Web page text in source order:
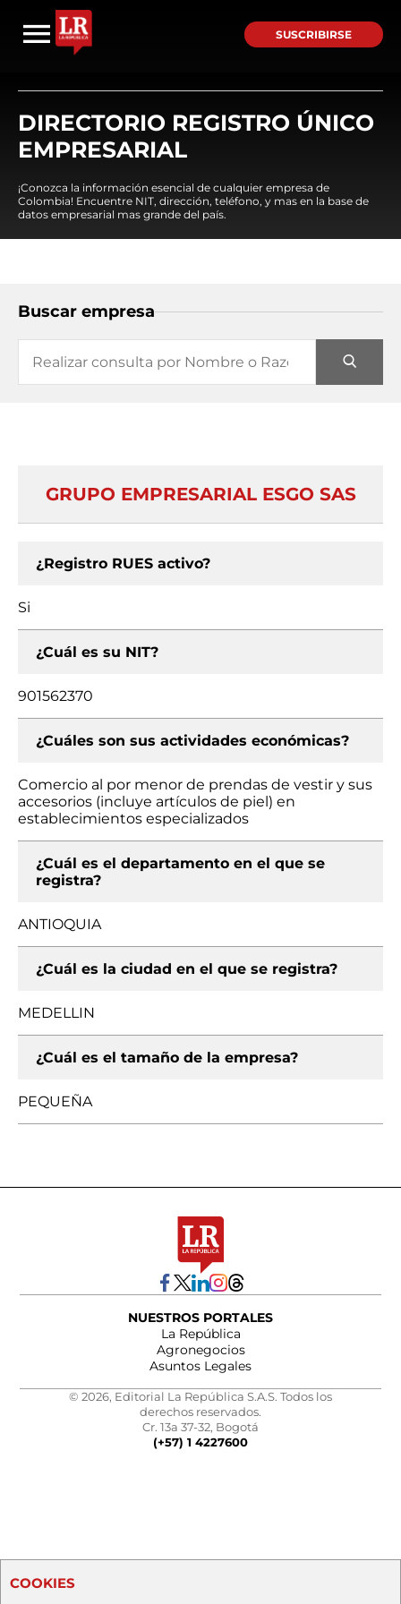
SUSCRIBIRSE
DIRECTORIO REGISTRO ÚNICO
EMPRESARIAL
¡Conozca la información esencial de cualquier empresa de
Colombia! Encuentre NIT, dirección, teléfono, y mas en la base de
datos empresarial mas grande del país.
Buscar empresa
GRUPO EMPRESARIAL ESGO SAS
¿Registro RUES activo?
Si
¿Cuál es su NIT?
901562370
¿Cuáles son sus actividades económicas?
Comercio al por menor de prendas de vestir y sus
accesorios (incluye artículos de piel) en
establecimientos especializados
¿Cuál es el departamento en el que se
registra?
ANTIOQUIA
¿Cuál es la ciudad en el que se registra?
MEDELLIN
¿Cuál es el tamaño de la empresa?
PEQUEÑA
NUESTROS PORTALES
La República
Agronegocios
Asuntos Legales
© 2026, Editorial La República S.A.S. Todos los
derechos reservados.
Cr. 13a 37-32, Bogotá
(+57) 1 4227600
COOKIES